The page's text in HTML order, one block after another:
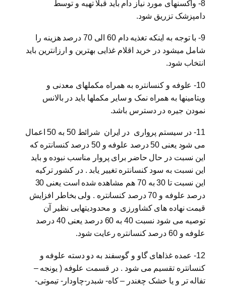
8- واکسنهای مورد نیاز دام باید قبلا تهیه و توسط
دامپزشک تزریق شود.
9- با توجه به اینکه تغذیه دام 60 الی 70 درصد هزینه را
شامل میشود در خرید اقلام غذایی بهترین و ارزانترین باید
انتخاب شود.
10- علوفه و کنسانتره به همراه مکملهای معدنی و
ویتامینها به همراه نمک و سایر مکملها باید در بالانس
نمودن جیره در دسترس باشد.
11- در سیستم پرواری در ایران شرائط 50 به 50 اعمال
می شود یعنی 50 درصد علوفه و 50 درصد کنسانتره که
این نسبت در حال حاضر برای پروار مناسب نبوده و باید
این نسبت به سود کنسانتره تغییر یابد . در کشور ترکیه
این نسبت تا 30 به 70 هم مشاهده شده است یعنی 30
درصد علوفه و 70 درصد کنسانتره . ولی بخاطر افزایش
قیمت نهاده های کشاورزی و محدودیتهایی نظیر آن
توصیه می شود نسبت 40 به 60 درصد یعنی 40 درصد
علوفه و 60 درصد کنسانتره رعایت شود.
12- عمده غذاهای گاو و گوسفند به دو دسته علوفه و
کنسانتره تقسیم می شود . در قسمت علوفه ( یونجه –
تفاله تر و یا خشک چغندر – کاه- شبدر-چاودار- تیموتی-